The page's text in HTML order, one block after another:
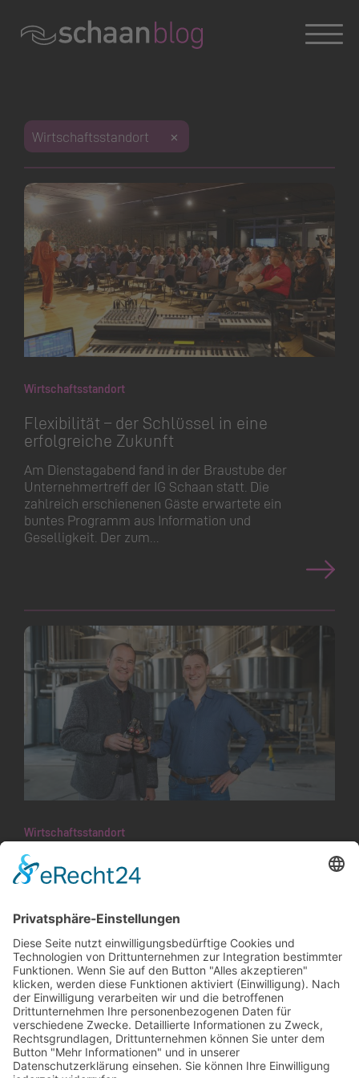
Konversation wird geladen
Dies ist das Weblog der Gemeinde Schaan. Haben Sie
Fragen zum Blog oder zu einem Beitrag?
Sie erreichen uns unterblog@schaan.lioder Tel. +423
237 72 00.
Offizielle Webseite der Gemeinde Schaan
Impressum
Datenschutz
Konversation wird geladen
Konversation wird geladen
Konversation wird geladen
Konversation wird geladen
Konversation wird geladen
Wirtschaftsstandort
Wirtschaftsstandort
Flexibilität – der Schlüssel in eine
erfolgreiche Zukunft
Am Dienstagabend fand in der Braustube der
Unterneh­mertreff der IG Schaan statt. Die
zahlreich erschienenen Gäste erwartete ein
buntes Programm aus Information und
Geselligkeit. Der zum…
Wirtschaftsstandort
«Brauhaus» braut Im alten Riet
das Liechtensteiner Brauhaus lediglich zwei
Biere im Sortiment. Viele sind seither
hinzugekommen, und die Nachfrage nach
Veranstaltungen in der…